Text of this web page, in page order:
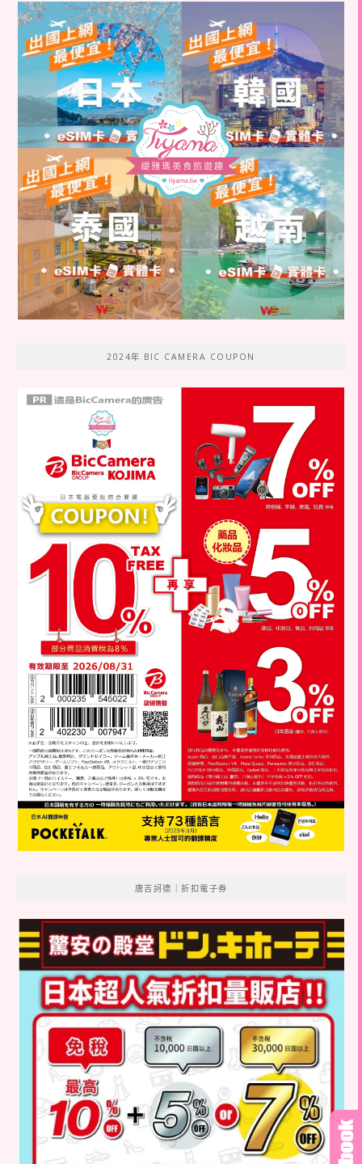
2024年 BIC CAMERA COUPON
唐吉訶德｜折扣電子券